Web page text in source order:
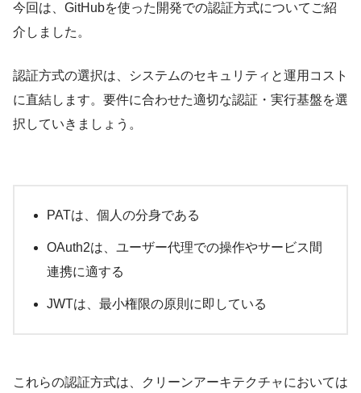
今回は、GitHubを使った開発での認証方式についてご紹
介しました。
認証方式の選択は、システムのセキュリティと運用コスト
に直結します。要件に合わせた適切な認証・実行基盤を選
択していきましょう。
PATは、個人の分身である
OAuth2は、ユーザー代理での操作やサービス間
連携に適する
JWTは、最小権限の原則に即している
これらの認証方式は、クリーンアーキテクチャにおいては